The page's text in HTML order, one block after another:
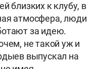
близких к клубу, в
атмосфера, люди
за идею.
не такой уж и
выпускал на